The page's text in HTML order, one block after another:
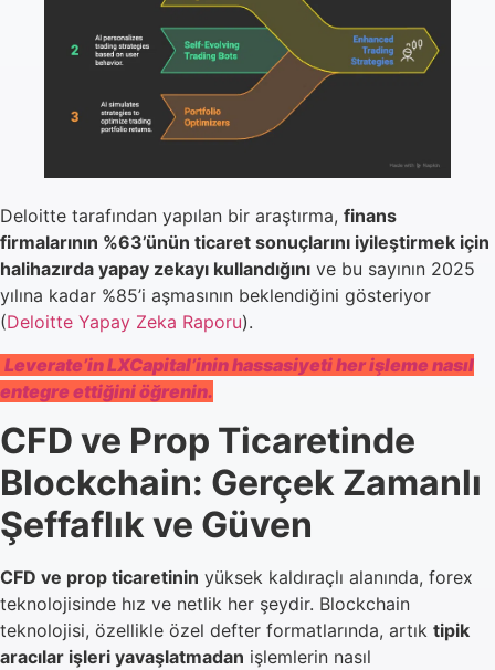
Deloitte tarafından yapılan bir araştırma, finans
firmalarının %63’ünün ticaret sonuçlarını iyileştirmek için
halihazırda yapay zekayı kullandığını ve bu sayının 2025
yılına kadar %85’i aşmasının beklendiğini gösteriyor
(Deloitte Yapay Zeka Raporu).
Leverate’in LXCapital’inin hassasiyeti her işleme nasıl
entegre ettiğini öğrenin.
CFD ve Prop Ticaretinde
Blockchain: Gerçek Zamanlı
Şeffaflık ve Güven
CFD ve prop ticaretinin yüksek kaldıraçlı alanında, forex
teknolojisinde hız ve netlik her şeydir. Blockchain
teknolojisi, özellikle özel defter formatlarında, artık tipik
aracılar işleri yavaşlatmadan işlemlerin nasıl